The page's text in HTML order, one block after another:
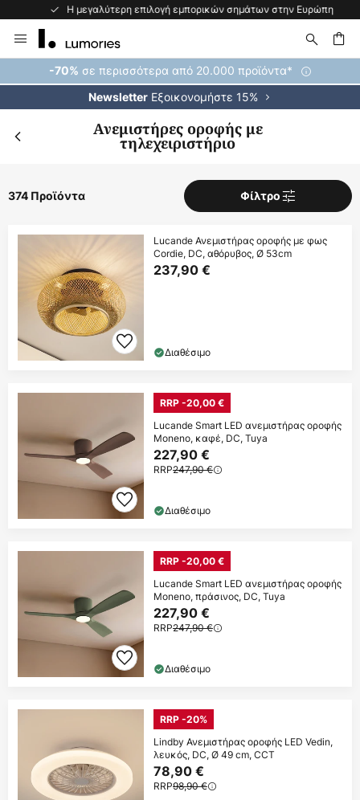
Η μεγαλύτερη επιλογή εμπορικών σημάτων στην Ευρώπη
Μετάβαση
στο
περιεχόμενο
-70% σε περισσότερα από 20.000 προϊόντα*
Newsletter Εξοικονομήστε 15%
Ανεμιστήρες οροφής με
τηλεχειριστήριο
374 Προϊόντα Φίλτρο
Lucande Ανεμιστήρας οροφής με φως
Cordie, DC, αθόρυβος, Ø 53cm
237,90 €
Διαθέσιμο
RRP -20,00 €
Lucande Smart LED ανεμιστήρας οροφής
Moneno, καφέ, DC, Tuya
227,90 €
RRP247,90 €
Διαθέσιμο
RRP -20,00 €
Lucande Smart LED ανεμιστήρας οροφής
Moneno, πράσινος, DC, Tuya
227,90 €
RRP247,90 €
Διαθέσιμο
RRP -20%
Lindby Ανεμιστήρας οροφής LED Vedin,
λευκός, DC, Ø 49 cm, CCT
78,90 €
RRP98,90 €